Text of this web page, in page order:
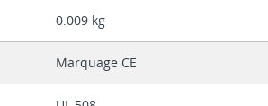
0.009 kg
Marquage CE